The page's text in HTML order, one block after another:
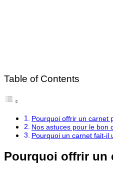
Table of Contents
Pourquoi offrir un carnet
Nos astuces pour le bon
Pourquoi un carnet fait-il
Pourquoi offrir un